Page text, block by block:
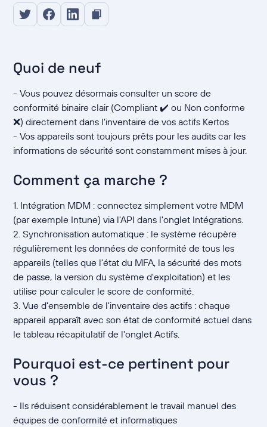
Quoi de neuf
- Vous pouvez désormais consulter un score de
conformité binaire clair (Compliant ✔️ ou Non conforme
❌) directement dans l'inventaire de vos actifs Kertos
- Vos appareils sont toujours prêts pour les audits car les
informations de sécurité sont constamment mises à jour.
Comment ça marche ?
1. Intégration MDM : connectez simplement votre MDM
(par exemple Intune) via l'API dans l'onglet Intégrations.
2. Synchronisation automatique : le système récupère
régulièrement les données de conformité de tous les
appareils (telles que l'état du MFA, la sécurité des mots
de passe, la version du système d'exploitation) et les
utilise pour calculer le score de conformité.
3. Vue d'ensemble de l'inventaire des actifs : chaque
appareil apparaît avec son état de conformité actuel dans
le tableau récapitulatif de l'onglet Actifs.
Pourquoi est-ce pertinent pour
vous ?
- Ils réduisent considérablement le travail manuel des
équipes de conformité et informatiques